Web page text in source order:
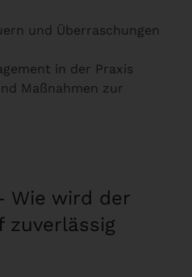
und Überraschungen
in der Praxis
Maßnahmen zur
Wie wird der
zuverlässig